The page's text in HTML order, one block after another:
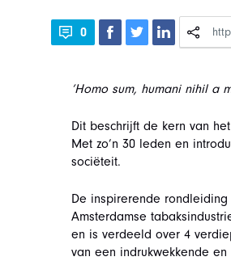
0
‘Homo sum, humani nihil a
Dit beschrijft de kern van
Met zo’n 30 leden en
sociëteit.
De inspirerende
Amsterdamse
en is verdeeld over 4
van een indrukwekkende